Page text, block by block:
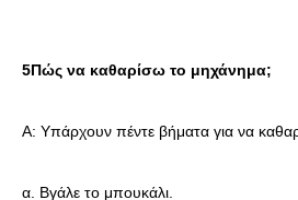
5Πώς να καθαρίσω το μηχάνημα;
Α: Υπάρχουν πέντε βήματα για να
α. Βγάλε το μπουκάλι.